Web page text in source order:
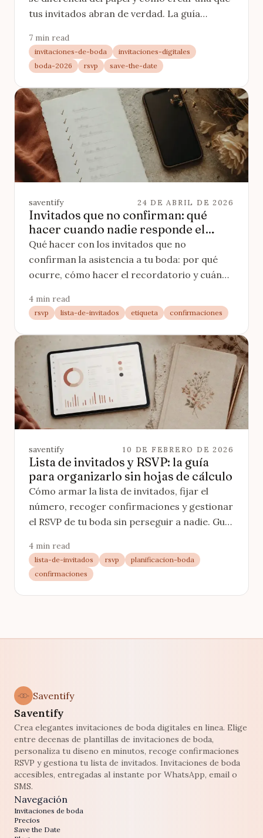
tus invitados abran de verdad. La guía
ejemplos.
7 min read
invitaciones-de-boda
invitaciones-digitales
boda-2026
rsvp save-the-date
saventify 24 DE ABRIL DE 2026
Invitados que no confirman: qué
hacer cuando nadie responde el
RSVP
Qué hacer con los invitados que no
confirman la asistencia a tu boda: por qué
ocurre, cómo hacer el recordatorio y cuándo
4 min read
rsvp lista-de-invitados etiqueta confirmaciones
saventify 10 DE FEBRERO DE 2026
Lista de invitados y RSVP: la guía
para organizarlo sin hojas de cálculo
Cómo armar la lista de invitados, fijar el
número, recoger confirmaciones y gestionar
el RSVP de tu boda sin perseguir a nadie. Guía
4 min read
lista-de-invitados rsvp
planificacion-boda
confirmaciones
Saventify
Saventify
Crea elegantes invitaciones de boda digitales en linea. Elige
entre decenas de plantillas de invitaciones de boda,
personaliza tu diseno en minutos, recoge confirmaciones
RSVP y gestiona tu lista de invitados. Invitaciones de boda
accesibles, entregadas al instante por WhatsApp, email o
SMS.
Navegación
Invitaciones de boda
Precios
Save the Date